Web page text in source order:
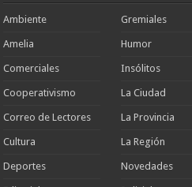
Ambiente
Amelia
Comerciales
Cooperativismo
Correo de Lectores
Cultura
Deportes
Gremiales
Humor
Insólitos
La Ciudad
La Provincia
La Región
Novedades